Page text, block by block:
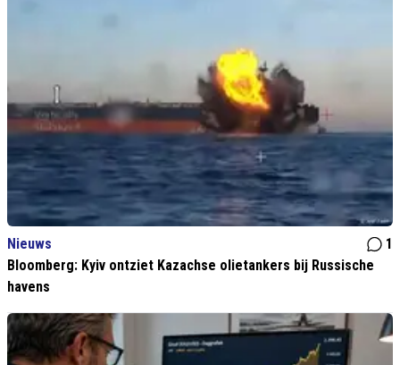
Nieuws
1
Bloomberg: Kyiv ontziet Kazachse olietankers bij Russische
havens